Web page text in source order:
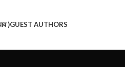
)GUEST AUTHORS